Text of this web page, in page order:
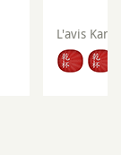
L'avis